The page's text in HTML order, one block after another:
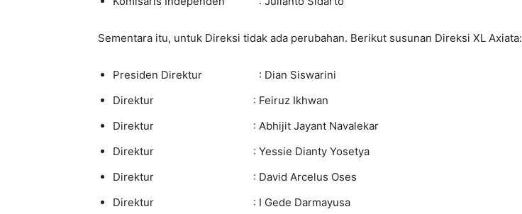
Sementara itu, untuk Direksi tidak ada perubahan. Berikut susunan Direksi XL Axiata:
Presiden Direktur : Dian Siswarini
Direktur : Feiruz Ikhwan
Direktur : Abhijit Jayant Navalekar
Direktur : Yessie Dianty Yosetya
Direktur : David Arcelus Oses
Direktur : I Gede Darmayusa